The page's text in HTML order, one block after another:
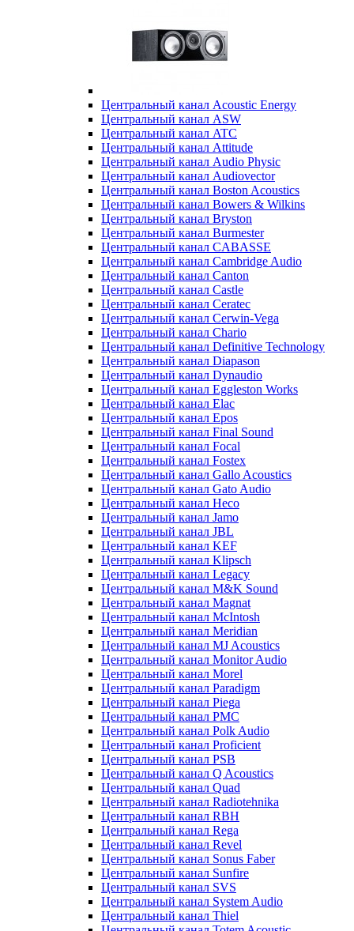
Центральный канал Acoustic Energy
Центральный канал ASW
Центральный канал ATC
Центральный канал Attitude
Центральный канал Audio Physic
Центральный канал Audiovector
Центральный канал Boston Acoustics
Центральный канал Bowers & Wilkins
Центральный канал Bryston
Центральный канал Burmester
Центральный канал CABASSE
Центральный канал Cambridge Audio
Центральный канал Canton
Центральный канал Castle
Центральный канал Ceratec
Центральный канал Cerwin-Vega
Центральный канал Chario
Центральный канал Definitive Technology
Центральный канал Diapason
Центральный канал Dynaudio
Центральный канал Eggleston Works
Центральный канал Elac
Центральный канал Epos
Центральный канал Final Sound
Центральный канал Focal
Центральный канал Fostex
Центральный канал Gallo Acoustics
Центральный канал Gato Audio
Центральный канал Heco
Центральный канал Jamo
Центральный канал JBL
Центральный канал KEF
Центральный канал Klipsch
Центральный канал Legacy
Центральный канал M&K Sound
Центральный канал Magnat
Центральный канал McIntosh
Центральный канал Meridian
Центральный канал MJ Acoustics
Центральный канал Monitor Audio
Центральный канал Morel
Центральный канал Paradigm
Центральный канал Piega
Центральный канал PMC
Центральный канал Polk Audio
Центральный канал Proficient
Центральный канал PSB
Центральный канал Q Acoustics
Центральный канал Quad
Центральный канал Radiotehnika
Центральный канал RBH
Центральный канал Rega
Центральный канал Revel
Центральный канал Sonus Faber
Центральный канал Sunfire
Центральный канал SVS
Центральный канал System Audio
Центральный канал Thiel